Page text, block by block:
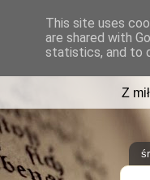
Z
This site uses
are shared with
statistics, and to